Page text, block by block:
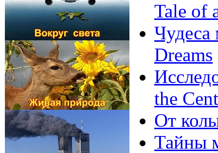
Tale of
Dreams
the
От
Тайны